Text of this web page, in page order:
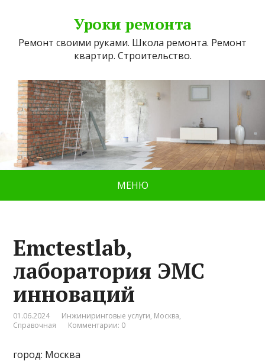
Уроки ремонта
Ремонт своими руками. Школа ремонта. Ремонт
квартир. Строительство.
МЕНЮ
Emctestlab,
лаборатория ЭМС
инноваций
01.06.2024 Инжиниринговые услуги, Москва,
Справочная
Комментарии: 0
город: Москва